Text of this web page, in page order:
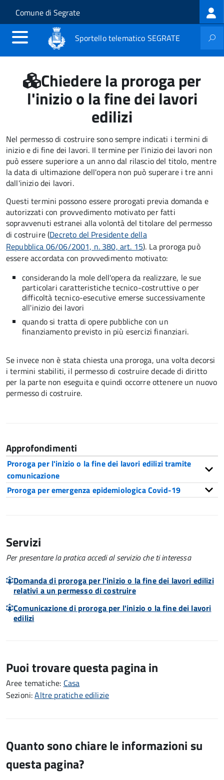
Salta al contenuto principale
Skip to site navigation
Comune di Segrate
Sportello telematico SEGRATE
Chiedere la proroga per
l'inizio o la fine dei lavori
edilizi
Nel permesso di costruire sono sempre indicati i termini di
inizio e di fine dei lavori. Il termine per l'inizio dei lavori non
può essere superiore a un anno dal rilascio del titolo, mentre
la data di ultimazione dell'opera non può superare i tre anni
dall'inizio dei lavori.
Questi termini possono essere prorogati previa domanda e
autorizzati con provvedimento motivato per fatti
sopravvenuti estranei alla volontà del titolare del permesso
di costruire (Decreto del Presidente della
Repubblica 06/06/2001, n. 380, art. 15). La proroga può
essere accordata con provvedimento motivato:
considerando la mole dell'opera da realizzare, le sue
particolari caratteristiche tecnico-costruttive o per
difficoltà tecnico-esecutive emerse successivamente
all'inizio dei lavori
quando si tratta di opere pubbliche con un
finanziamento previsto in più esercizi finanziari.
Se invece non è stata chiesta una proroga, una volta decorsi
i termini stabiliti, il permesso di costruire decade di diritto
per la parte non eseguita e quindi occorre ottenere un nuovo
permesso di costruire.
Approfondimenti
Proroga per l'inizio o la fine dei lavori edilizi tramite
comunicazione
Proroga per emergenza epidemiologica Covid-19
Servizi
Per presentare la pratica accedi al servizio che ti interessa
Domanda di proroga per l'inizio o la fine dei lavori edilizi
relativi a un permesso di costruire
Comunicazione di proroga per l'inizio o la fine dei lavori
edilizi
Puoi trovare questa pagina in
Aree tematiche: Casa
Sezioni:Altre pratiche edilizie
Quanto sono chiare le informazioni su
questa pagina?